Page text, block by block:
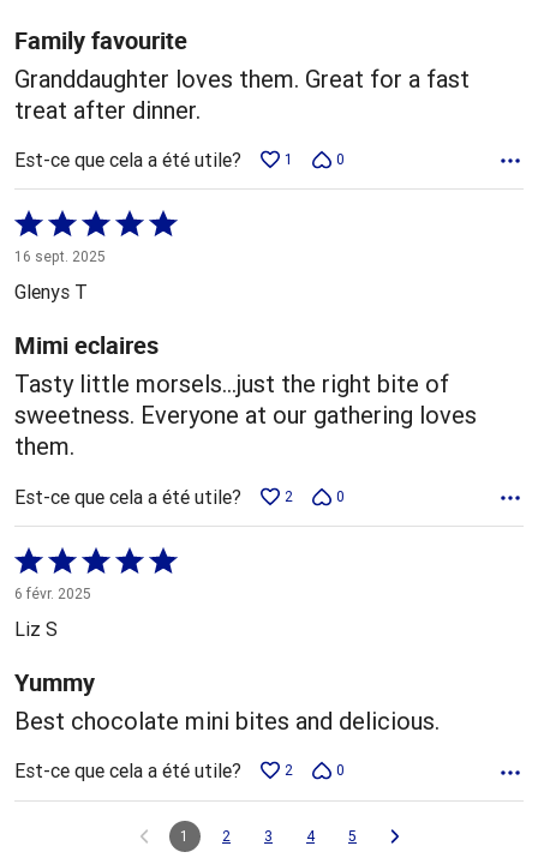
Family favourite
Granddaughter loves them. Great for a fast
treat after dinner.
Est-ce que cela a été utile? 1 0
Coté
5 sur
5
16 sept. 2025
Glenys T
Mimi eclaires
Tasty little morsels…just the right bite of
sweetness. Everyone at our gathering loves
them.
Est-ce que cela a été utile? 2 0
Coté
5 sur
5
6 févr. 2025
Liz S
Yummy
Best chocolate mini bites and delicious.
Est-ce que cela a été utile? 2 0
1 2 3 4 5